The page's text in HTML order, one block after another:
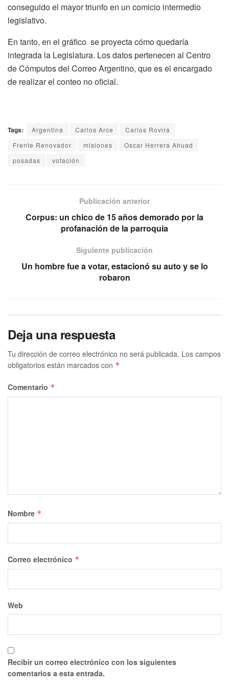
conseguido el mayor triunfo en un comicio intermedio
legislativo.
En tanto, en el gráfico se proyecta cómo quedaría
integrada la Legislatura. Los datos pertenecen al Centro
de Cómputos del Correo Argentino, que es el encargado
de realizar el conteo no oficial.
Tags: Argentina Carlos Arce
Carlos Rovira
Frente Renovador
misiones
Oscar Herrera Ahuad
posadas
votación
Publicación anterior
Corpus: un chico de 15 años demorado por la
profanación de la parroquia
Siguiente publicación
Un hombre fue a votar, estacionó su auto y se lo
robaron
Deja una respuesta
Tu dirección de correo electrónico no será publicada. Los campos
obligatorios están marcados con *
Comentario *
Nombre *
Correo electrónico *
Web
Recibir un correo electrónico con los siguientes
comentarios a esta entrada.